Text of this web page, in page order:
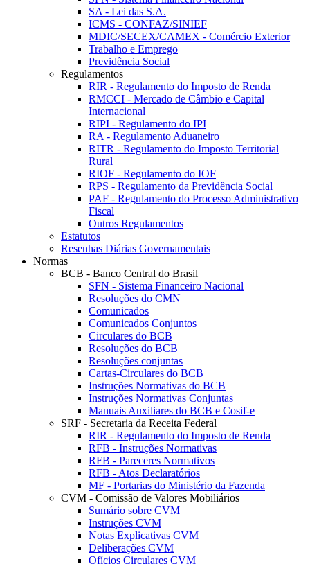
SA - Lei das S.A.
ICMS - CONFAZ/SINIEF
MDIC/SECEX/CAMEX - Comércio Exterior
Trabalho e Emprego
Previdência Social
Regulamentos
RIR - Regulamento do Imposto de Renda
RMCCI - Mercado de Câmbio e Capital
Internacional
RIPI - Regulamento do IPI
RA - Regulamento Aduaneiro
RITR - Regulamento do Imposto Territorial
Rural
RIOF - Regulamento do IOF
RPS - Regulamento da Previdência Social
PAF - Regulamento do Processo Administrativo
Fiscal
Outros Regulamentos
Estatutos
Resenhas Diárias Governamentais
Normas
BCB - Banco Central do Brasil
SFN - Sistema Financeiro Nacional
Resoluções do CMN
Comunicados
Comunicados Conjuntos
Circulares do BCB
Resoluções do BCB
Resoluções conjuntas
Cartas-Circulares do BCB
Instruções Normativas do BCB
Instruções Normativas Conjuntas
Manuais Auxiliares do BCB e Cosif-e
SRF - Secretaria da Receita Federal
RIR - Regulamento do Imposto de Renda
RFB - Instruções Normativas
RFB - Pareceres Normativos
RFB - Atos Declaratórios
MF - Portarias do Ministério da Fazenda
CVM - Comissão de Valores Mobiliários
Sumário sobre CVM
Instruções CVM
Notas Explicativas CVM
Deliberações CVM
Ofícios Circulares CVM